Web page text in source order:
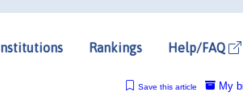
Rankings Help/FAQ
My
Save this article